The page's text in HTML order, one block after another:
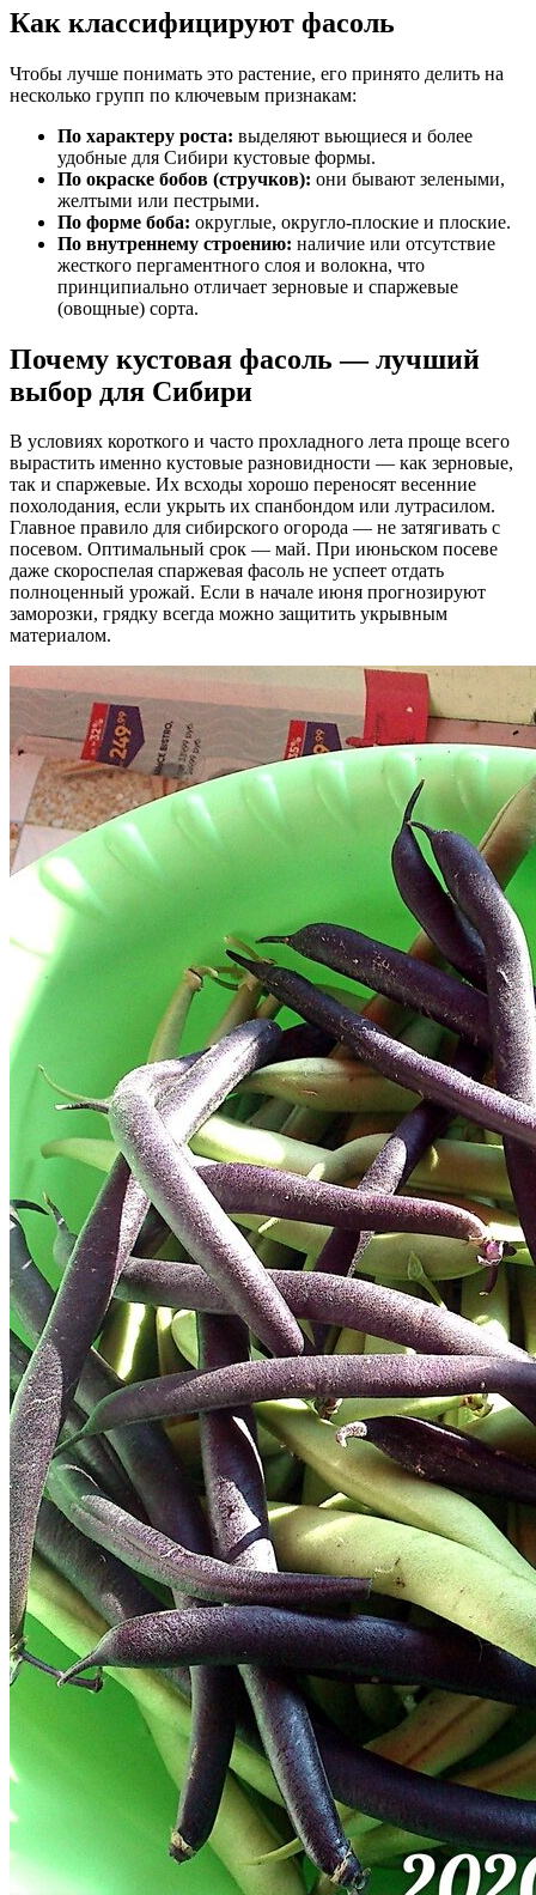
Как классифицируют фасоль
Чтобы лучше понимать это растение, его принято делить на
несколько групп по ключевым признакам:
По характеру роста: выделяют вьющиеся и более
удобные для Сибири кустовые формы.
По окраске бобов (стручков): они бывают зелеными,
желтыми или пестрыми.
По форме боба: округлые, округло-плоские и плоские.
По внутреннему строению: наличие или отсутствие
жесткого пергаментного слоя и волокна, что
принципиально отличает зерновые и спаржевые
(овощные) сорта.
Почему кустовая фасоль — лучший
выбор для Сибири
В условиях короткого и часто прохладного лета проще всего
вырастить именно кустовые разновидности — как зерновые,
так и спаржевые. Их всходы хорошо переносят весенние
похолодания, если укрыть их спанбондом или лутрасилом.
Главное правило для сибирского огорода — не затягивать с
посевом. Оптимальный срок — май. При июньском посеве
даже скороспелая спаржевая фасоль не успеет отдать
полноценный урожай. Если в начале июня прогнозируют
заморозки, грядку всегда можно защитить укрывным
материалом.